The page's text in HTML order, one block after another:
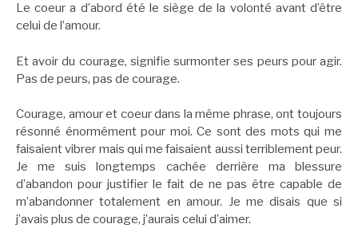
Le coeur a d’abord été le siège de la volonté avant d’être
celui de l’amour.
Et avoir du courage, signifie surmonter ses peurs pour agir.
Pas de peurs, pas de courage.
Courage, amour et coeur dans la même phrase, ont toujours
résonné énormément pour moi. Ce sont des mots qui me
faisaient vibrer mais qui me faisaient aussi terriblement peur.
Je me suis longtemps cachée derrière ma blessure
d’abandon pour justifier le fait de ne pas être capable de
m’abandonner totalement en amour. Je me disais que si
j’avais plus de courage, j’aurais celui d’aimer.